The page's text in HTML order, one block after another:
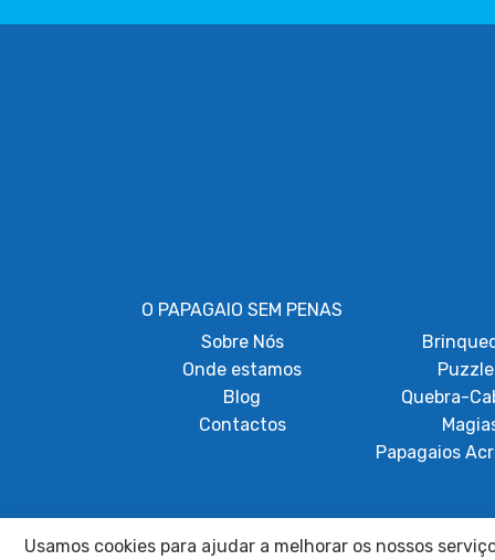
O PAPAGAIO SEM PENAS
Sobre Nós
Onde estamos
Blog
Contactos
Quebra-
Papagaios
Usamos cookies para ajudar a melhorar os nossos